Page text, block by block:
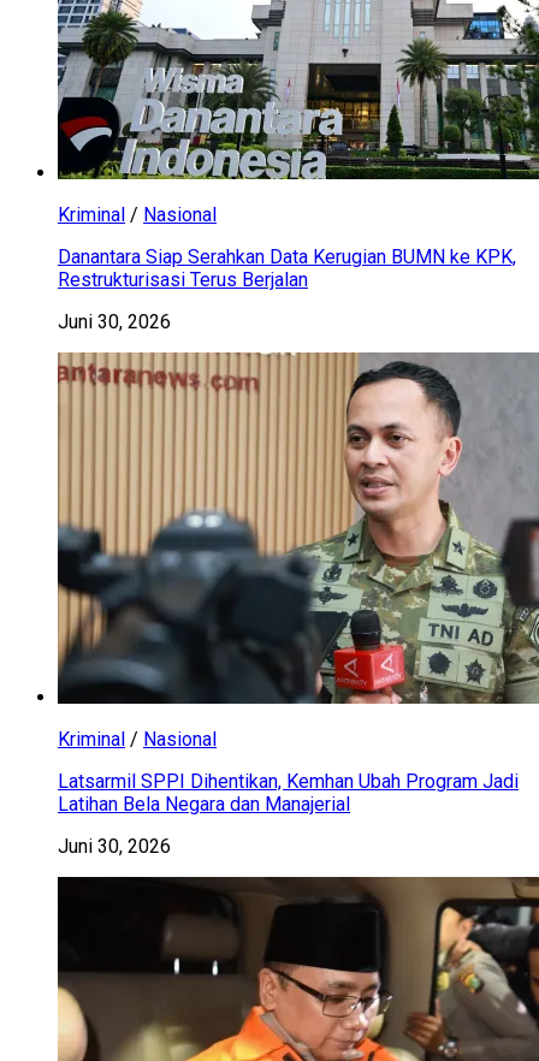
Kriminal / Nasional
Danantara Siap Serahkan Data Kerugian BUMN ke KPK,
Restrukturisasi Terus Berjalan
Juni 30, 2026
Kriminal / Nasional
Latsarmil SPPI Dihentikan, Kemhan Ubah Program Jadi
Latihan Bela Negara dan Manajerial
Juni 30, 2026